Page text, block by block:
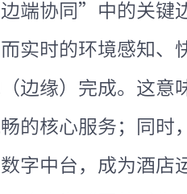
端协同”中的关键
实时的环境感知、
边缘）完成。这意
的核心服务；同时
字中台，成为酒店